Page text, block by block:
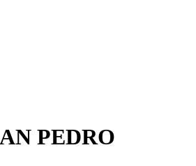
PEDRO